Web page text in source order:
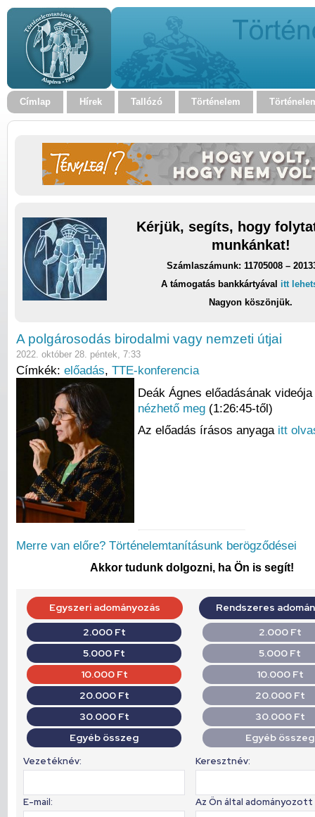
Címlap Hírek Tallózó Történelem
Kérjük, segíts, hogy
munkánkat!
Számlaszámunk: 11705008 –
A támogatás bankkártyával itt
Nagyon köszönjük.
A polgárosodás birodalmi vagy nemzeti útjai
2022. október 28. péntek, 7:33
Címkék: előadás, TTE-konferencia
Deák Ágnes előadásának videója
nézhető meg (1:26:45-től)
Az előadás írásos anyaga itt
Merre van előre? Történelemtanításunk berögződései
Akkor tudunk dolgozni, ha Ön is segít!